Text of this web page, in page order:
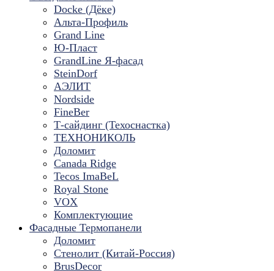
Docke (Дёке)
Альта-Профиль
Grand Line
Ю-Пласт
GrandLine Я-фасад
SteinDorf
АЭЛИТ
Nordside
FineBer
Т-сайдинг (Техоснастка)
ТЕХНОНИКОЛЬ
Доломит
Canada Ridge
Tecos ImaBeL
Royal Stone
VOX
Комплектующие
Фасадные Термопанели
Доломит
Стенолит (Китай-Россия)
BrusDecor